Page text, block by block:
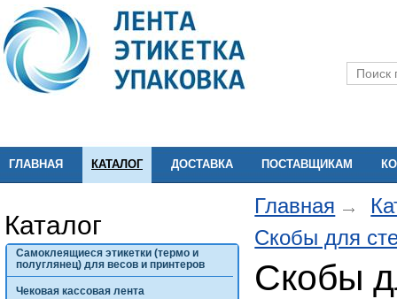
ГЛАВНАЯ КАТАЛОГ ДОСТАВКА ПОСТАВЩИКАМ
Каталог
Самоклеящиеся этикетки (термо и
полуглянец) для весов и принтеров
Чековая кассовая лента
Главная
Скобы для
Скобы